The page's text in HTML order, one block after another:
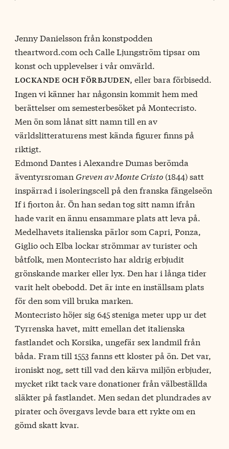
Jenny Danielsson från konstpodden
theartword.com och Calle Ljungström tipsar om
konst och upplevelser i vår omvärld.
lockande och förbjuden, eller bara förbisedd.
Ingen vi känner har någonsin kommit hem med
berättelser om semesterbesöket på Montecristo.
Men ön som lånat sitt namn till en av
världslitteraturens mest kända figurer finns på
riktigt.
Edmond Dantes i Alexandre Dumas berömda
äventyrsroman Greven av Monte Cristo (1844) satt
inspärrad i isoleringscell på den franska fängelseön
If i fjorton år. Ön han sedan tog sitt namn ifrån
hade varit en ännu ensammare plats att leva på.
Medelhavets italienska pärlor som Capri, Ponza,
Giglio och Elba lockar strömmar av turister och
båtfolk, men Montecristo har aldrig erbjudit
grönskande marker eller lyx. Den har i långa tider
varit helt obebodd. Det är inte en inställsam plats
för den som vill bruka marken.
Montecristo höjer sig 645 steniga meter upp ur det
Tyrrenska havet, mitt emellan det italienska
fastlandet och Korsika, ungefär sex landmil från
båda. Fram till 1553 fanns ett kloster på ön. Det var,
ironiskt nog, sett till vad den kärva miljön erbjuder,
mycket rikt tack vare donationer från välbeställda
släkter på fastlandet. Men sedan det plundrades av
pirater och övergavs levde bara ett rykte om en
gömd skatt kvar.